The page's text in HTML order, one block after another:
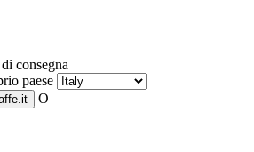
consegna
paese
O